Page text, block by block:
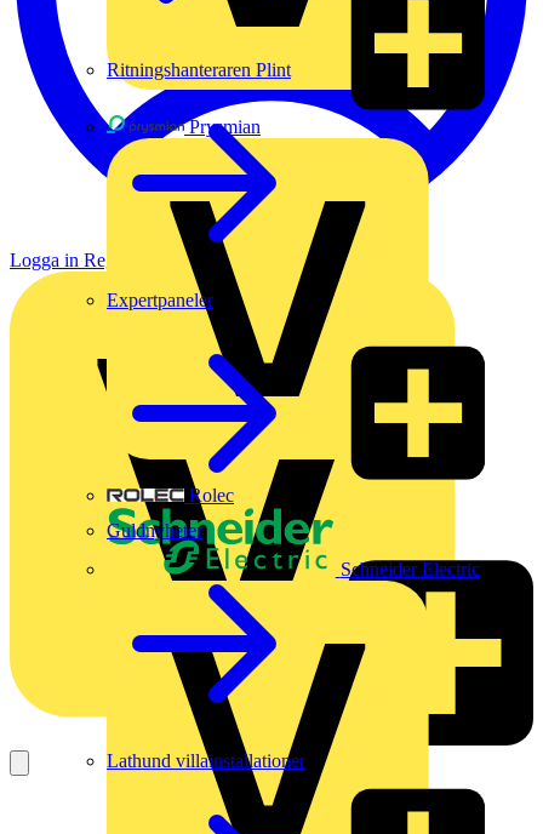
Prysmian
Rolec
Schneider Electric
Ritningshanteraren Plint
Expertpaneler
Guldnyheter
Lathund villainstallationer
Logga in Registrera dig